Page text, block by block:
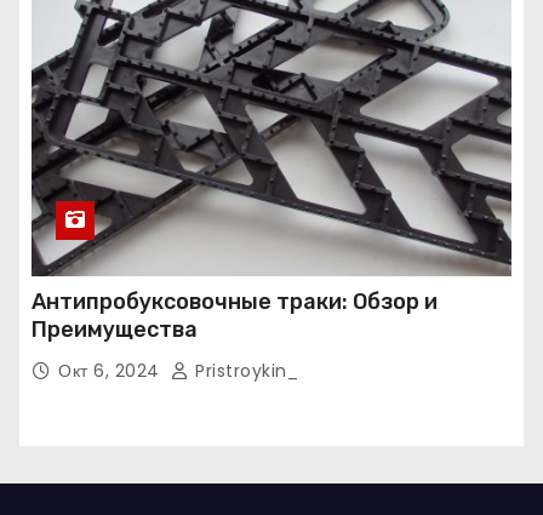
Антипробуксовочные траки: Обзор и
Преимущества
Окт 6, 2024 Pristroykin_